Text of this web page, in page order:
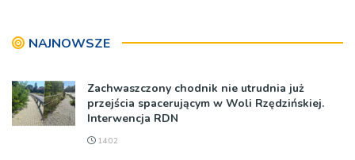
NAJNOWSZE
Zachwaszczony chodnik nie utrudnia już
przejścia spacerującym w Woli Rzędzińskiej.
Interwencja RDN
14:02